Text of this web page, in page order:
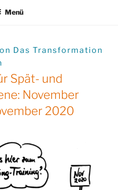
Menü
Das Transformation
Spät- und
November
2020